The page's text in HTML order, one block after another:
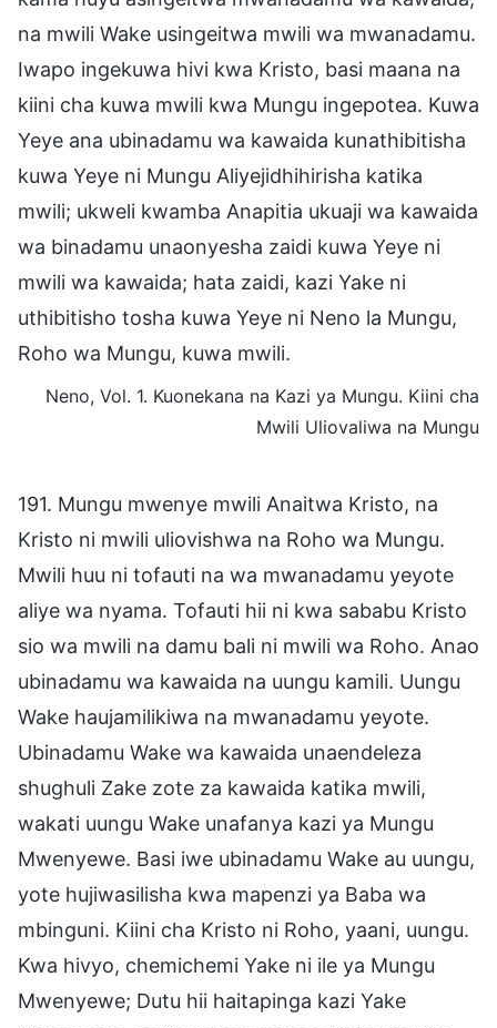
na mwili Wake usingeitwa mwili wa mwanadamu.
Iwapo ingekuwa hivi kwa Kristo, basi maana na
kiini cha kuwa mwili kwa Mungu ingepotea. Kuwa
Yeye ana ubinadamu wa kawaida kunathibitisha
kuwa Yeye ni Mungu Aliyejidhihirisha katika
mwili; ukweli kwamba Anapitia ukuaji wa kawaida
wa binadamu unaonyesha zaidi kuwa Yeye ni
mwili wa kawaida; hata zaidi, kazi Yake ni
uthibitisho tosha kuwa Yeye ni Neno la Mungu,
Roho wa Mungu, kuwa mwili.
Neno, Vol. 1. Kuonekana na Kazi ya Mungu. Kiini cha
Mwili Uliovaliwa na Mungu
191. Mungu mwenye mwili Anaitwa Kristo, na
Kristo ni mwili uliovishwa na Roho wa Mungu.
Mwili huu ni tofauti na wa mwanadamu yeyote
aliye wa nyama. Tofauti hii ni kwa sababu Kristo
sio wa mwili na damu bali ni mwili wa Roho. Anao
ubinadamu wa kawaida na uungu kamili. Uungu
Wake haujamilikiwa na mwanadamu yeyote.
Ubinadamu Wake wa kawaida unaendeleza
shughuli Zake zote za kawaida katika mwili,
wakati uungu Wake unafanya kazi ya Mungu
Mwenyewe. Basi iwe ubinadamu Wake au uungu,
yote hujiwasilisha kwa mapenzi ya Baba wa
mbinguni. Kiini cha Kristo ni Roho, yaani, uungu.
Kwa hivyo, chemichemi Yake ni ile ya Mungu
Mwenyewe; Dutu hii haitapinga kazi Yake